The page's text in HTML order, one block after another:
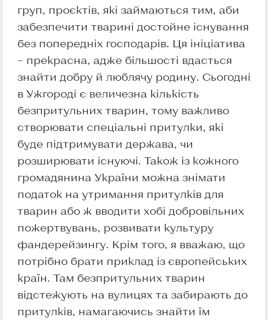
груп, проєктів, які займаються тим, аби
забезпечити тварині достойне існування
без попередніх господарів. Ця ініціатива
– прекрасна, адже більшості вдасться
знайти добру й люблячу родину. Сьогодні
в Ужгороді є величезна кількість
безпритульних тварин, тому важливо
створювати спеціальні притулки, які
буде підтримувати держава, чи
розширювати існуючі. Також із кожного
громадянина України можна знімати
податок на утримання притулків для
тварин або ж вводити хобі добровільних
пожертвувань, розвивати культуру
фандерейзингу. Крім того, я вважаю, що
потрібно брати приклад із європейських
країн. Там безпритульних тварин
відстежують на вулицях та забирають до
притулків, намагаючись знайти їм